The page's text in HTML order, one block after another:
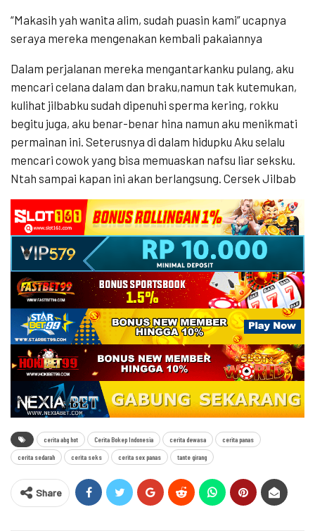
“Makasih yah wanita alim, sudah puasin kami” ucapnya
seraya mereka mengenakan kembali pakaiannya
Dalam perjalanan mereka mengantarkanku pulang, aku
mencari celana dalam dan braku,namun tak kutemukan,
kulihat jilbabku sudah dipenuhi sperma kering, rokku
begitu juga, aku benar-benar hina namun aku menikmati
permainan ini. Seterusnya di dalam hidupku Aku selalu
mencari cowok yang bisa memuaskan nafsu liar seksku.
Ntah sampai kapan ini akan berlangsung. Cersek Jilbab
cerita abg hot Cerita Bokep Indonesia cerita dewasa cerita panas
cerita sedarah cerita seks cerita sex panas tante girang
Share